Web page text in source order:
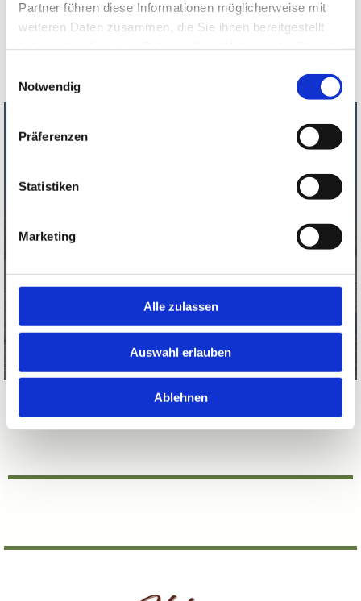
Partner führen diese Informationen möglicherweise mit
weiteren Daten zusammen, die Sie ihnen bereitgestellt
Notwendig
Präferenzen
Statistiken
Marketing
Alle zulassen
Auswahl erlauben
Ablehnen
Freitag 15:00 Uhr - 18:00 Uhr
nachhaltigen Landwirtschaft
Unsere Galloways sind das Herzstück unseres
und der beeindruckenden Robustheit passen